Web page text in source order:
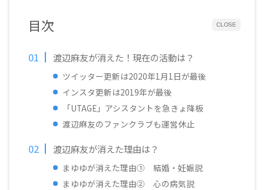
CLOSE
目次
渡辺麻友が消えた！現在の活動は？
ツイッター更新は2020年1月1日が最後
インスタ更新は2019年が最後
「UTAGE」アシスタントを急きょ降板
渡辺麻友のファンクラブも運営休止
渡辺麻友が消えた理由は？
まゆゆが消えた理由① 結婚・妊娠説
まゆゆが消えた理由② 心の病気説